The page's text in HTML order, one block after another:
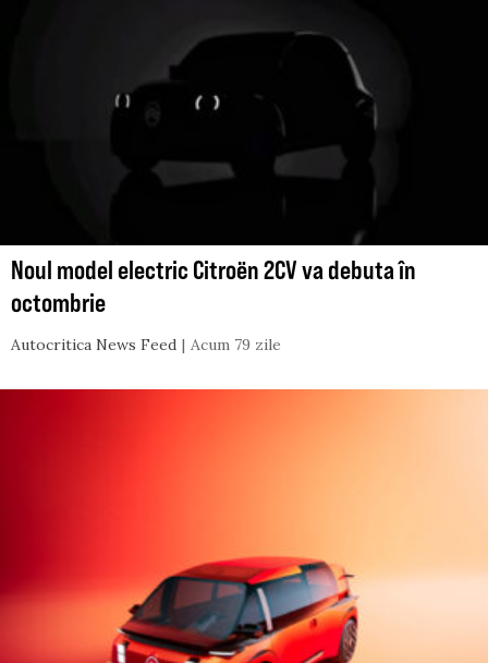
Noul model electric Citroën 2CV va debuta în
octombrie
Autocritica News Feed Acum 79 zile